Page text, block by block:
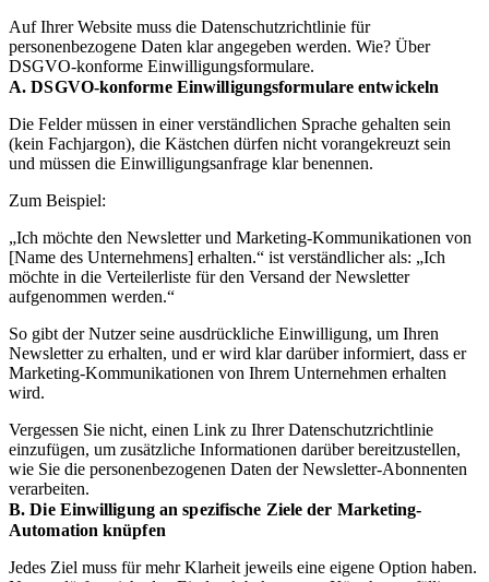
Auf Ihrer Website muss die Datenschutzrichtlinie für
personenbezogene Daten klar angegeben werden. Wie? Über
DSGVO-konforme Einwilligungsformulare.
A. DSGVO-konforme Einwilligungsformulare entwickeln
Die Felder müssen in einer verständlichen Sprache gehalten sein
(kein Fachjargon), die Kästchen dürfen nicht vorangekreuzt sein
und müssen die Einwilligungsanfrage klar benennen.
Zum Beispiel:
„Ich möchte den Newsletter und Marketing-Kommunikationen von
[Name des Unternehmens] erhalten.“ ist verständlicher als: „Ich
möchte in die Verteilerliste für den Versand der Newsletter
aufgenommen werden.“
So gibt der Nutzer seine ausdrückliche Einwilligung, um Ihren
Newsletter zu erhalten, und er wird klar darüber informiert, dass er
Marketing-Kommunikationen von Ihrem Unternehmen erhalten
wird.
Vergessen Sie nicht, einen Link zu Ihrer Datenschutzrichtlinie
einzufügen, um zusätzliche Informationen darüber bereitzustellen,
wie Sie die personenbezogenen Daten der Newsletter-Abonnenten
verarbeiten.
B. Die Einwilligung an spezifische Ziele der Marketing-
Automation knüpfen
Jedes Ziel muss für mehr Klarheit jeweils eine eigene Option haben.